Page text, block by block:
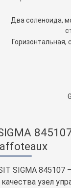
Два соленоида,
SIGMA 845107
узел